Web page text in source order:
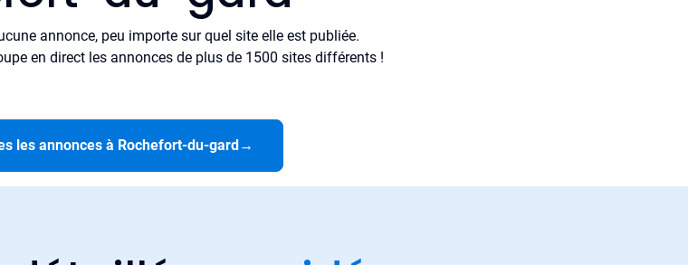
annonce, peu importe sur quel site elle est publiée.
en direct les annonces de plus de 1500 sites différents !
les annonces à Rochefort-du-gard→